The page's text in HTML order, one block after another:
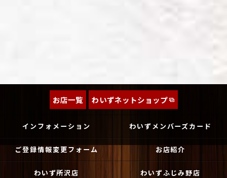
お店一覧 わいずネットショップ
インフォメーション わいずメンバーズカード
ご登録情報変更フォーム お店紹介
わいず所沢店 わいずふじみ野店